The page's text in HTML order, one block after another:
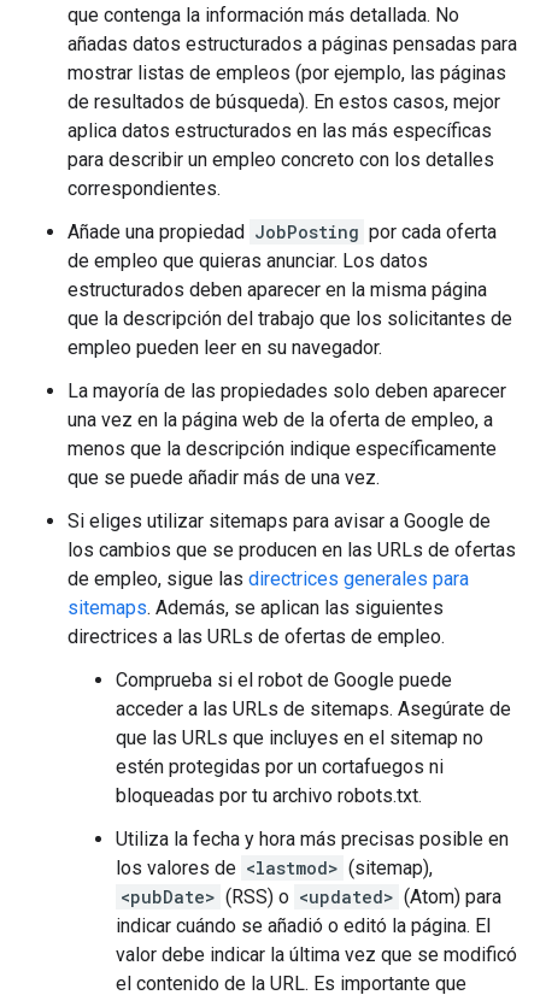
que contenga la información más detallada. No
añadas datos estructurados a páginas pensadas para
mostrar listas de empleos (por ejemplo, las páginas
de resultados de búsqueda). En estos casos, mejor
aplica datos estructurados en las más específicas
para describir un empleo concreto con los detalles
correspondientes.
Añade una propiedad JobPosting por cada oferta
de empleo que quieras anunciar. Los datos
estructurados deben aparecer en la misma página
que la descripción del trabajo que los solicitantes de
empleo pueden leer en su navegador.
La mayoría de las propiedades solo deben aparecer
una vez en la página web de la oferta de empleo, a
menos que la descripción indique específicamente
que se puede añadir más de una vez.
Si eliges utilizar sitemaps para avisar a Google de
los cambios que se producen en las URLs de ofertas
de empleo, sigue las directrices generales para
sitemaps. Además, se aplican las siguientes
directrices a las URLs de ofertas de empleo.
Comprueba si el robot de Google puede
acceder a las URLs de sitemaps. Asegúrate de
que las URLs que incluyes en el sitemap no
estén protegidas por un cortafuegos ni
bloqueadas por tu archivo robots.txt.
Utiliza la fecha y hora más precisas posible en
los valores de <lastmod> (sitemap),
<pubDate> (RSS) o <updated> (Atom) para
indicar cuándo se añadió o editó la página. El
valor debe indicar la última vez que se modificó
el contenido de la URL. Es importante que